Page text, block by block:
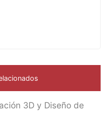
3D y Diseño de